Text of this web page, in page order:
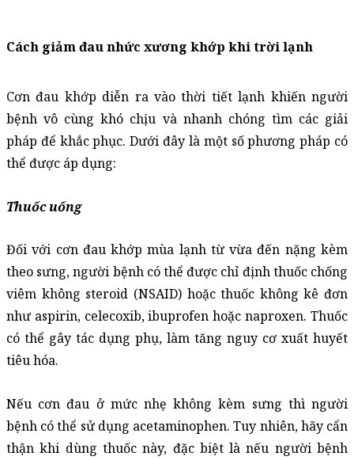
Cách giảm đau nhức xương khớp khi trời lạnh
Cơn đau khớp diễn ra vào thời tiết lạnh khiến người
bệnh vô cùng khó chịu và nhanh chóng tìm các giải
pháp để khắc phục. Dưới đây là một số phương pháp có
thể được áp dụng:
Thuốc uống
Đối với cơn đau khớp mùa lạnh từ vừa đến nặng kèm
theo sưng, người bệnh có thể được chỉ định thuốc chống
viêm không steroid (NSAID) hoặc thuốc không kê đơn
như aspirin, celecoxib, ibuprofen hoặc naproxen. Thuốc
có thể gây tác dụng phụ, làm tăng nguy cơ xuất huyết
tiêu hóa.
Nếu cơn đau ở mức nhẹ không kèm sưng thì người
bệnh có thể sử dụng acetaminophen. Tuy nhiên, hãy cẩn
thận khi dùng thuốc này, đặc biệt là nếu người bệnh